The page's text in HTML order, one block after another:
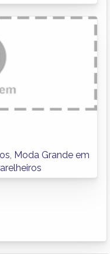
Moda Grande em